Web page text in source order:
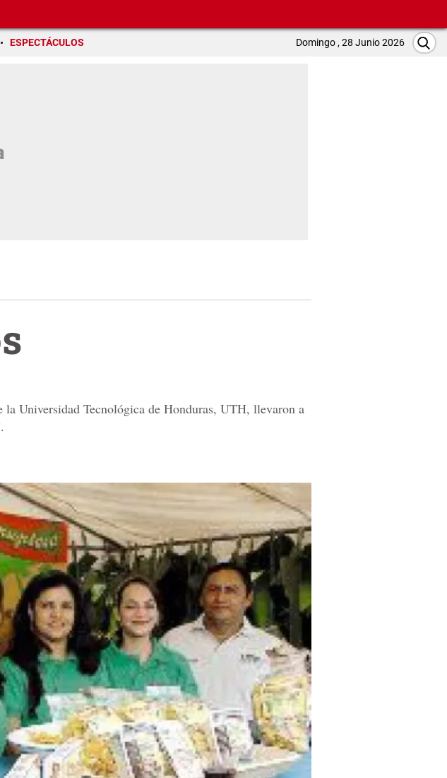
ESPECTÁCULOS Domingo , 28 Junio 2026
Universidad Tecnológica de Honduras, UTH, llevaron a